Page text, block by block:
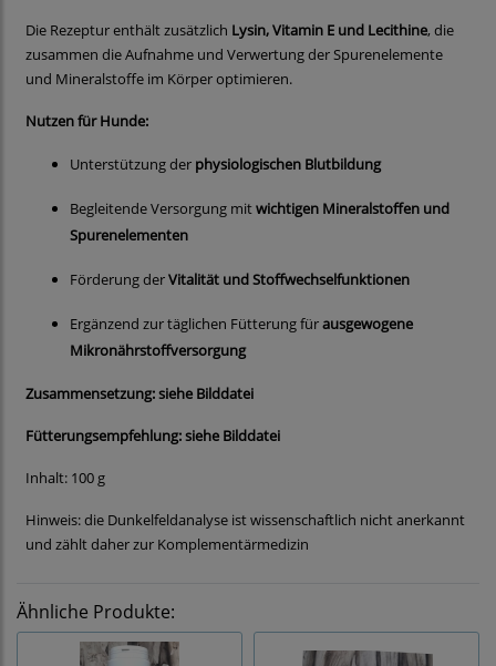
Die Rezeptur enthält zusätzlich Lysin, Vitamin E und Lecithine, die
zusammen die Aufnahme und Verwertung der Spurenelemente
und Mineralstoffe im Körper optimieren.
Nutzen für Hunde:
Unterstützung der physiologischen Blutbildung
Begleitende Versorgung mitwichtigen Mineralstoffen und
Spurenelementen
Förderung derVitalität und Stoffwechselfunktionen
Ergänzend zur täglichen Fütterung fürausgewogene
Mikronährstoffversorgung
Zusammensetzung: siehe Bilddatei
Fütterungsempfehlung: siehe Bilddatei
Inhalt: 100 g
Hinweis: die Dunkelfeldanalyse ist wissenschaftlich nicht anerkannt
und zählt daher zur Komplementärmedizin
Ähnliche Produkte: